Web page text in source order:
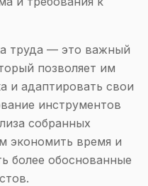
труда — это важный
позволяет им
и адаптировать свои
инструментов
собранных
экономить время и
более обоснованные